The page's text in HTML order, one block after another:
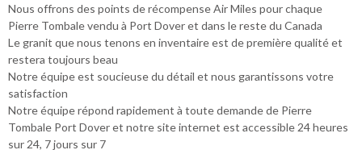
Nous offrons des points de récompense Air Miles pour chaque
Pierre Tombale vendu à Port Dover et dans le reste du Canada
Le granit que nous tenons en inventaire est de première qualité et
restera toujours beau
Notre équipe est soucieuse du détail et nous garantissons votre
satisfaction
Notre équipe répond rapidement à toute demande de Pierre
Tombale Port Dover et notre site internet est accessible 24 heures
sur 24, 7 jours sur 7